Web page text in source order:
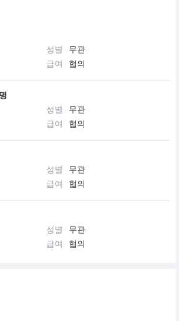
제품 하나하나를 완성해 가고자 하는 장인정
를 이끌어 갈 수 있는 절대적인 비결일지라도
성별
무관
급여 협의
성별
무관
급여 협의
성별
무관
급여 협의
성별
무관
급여 협의